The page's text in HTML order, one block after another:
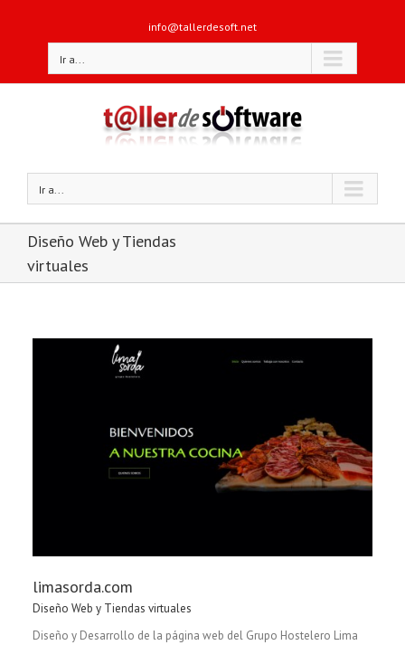
info@tallerdesoft.net
Ir a...
Ir a...
Diseño Web y Tiendas
virtuales
limasorda.com
Diseño Web y Tiendas virtuales
Diseño y Desarrollo de la página web del Grupo Hostelero Lima